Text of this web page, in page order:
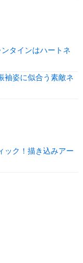
タインはハートネ
袖姿に似合う素敵ネ
ック！描き込みアー